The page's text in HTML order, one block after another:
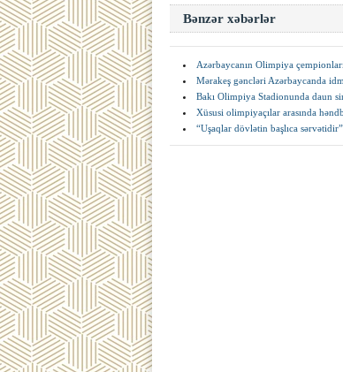
Bənzər xəbərlər
Azərbaycanın Olimpiya
Mərakeş gəncləri Azərbaycanda
Bakı Olimpiya Stadionunda daun
Xüsusi olimpiyaçılar arasında
“Uşaqlar dövlətin başlıca sərvətidir”